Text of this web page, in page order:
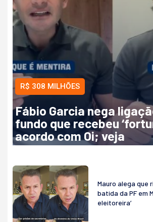
R$ 308 MILHÕES
Fábio Garcia nega
fundo que recebeu
acordo com Oi; veja
Mauro alega que
batida da PF em
eleitoreira’